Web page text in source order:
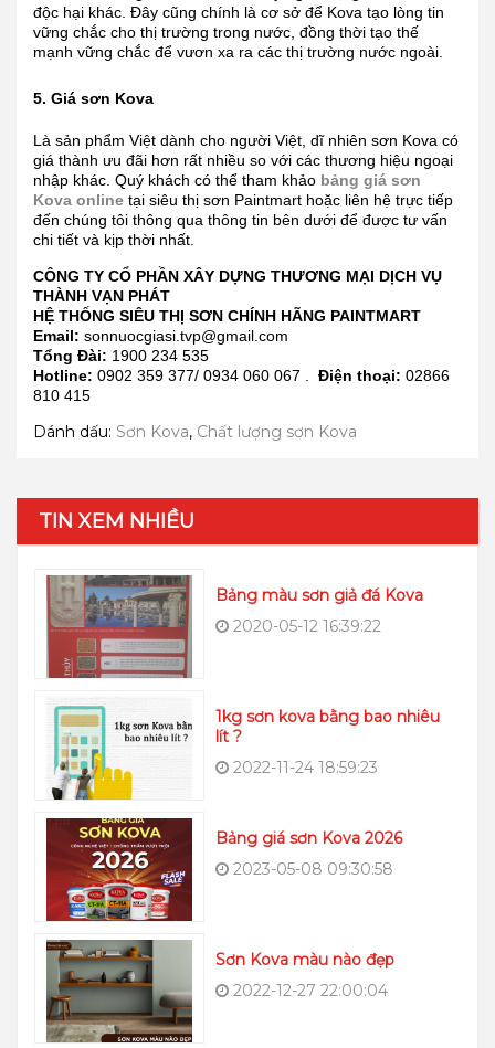
độc hại khác. Đây cũng chính là cơ sở để Kova tạo lòng tin
vững chắc cho thị trường trong nước, đồng thời tạo thế
mạnh vững chắc để vươn xa ra các thị trường nước ngoài.
5. Giá sơn Kova
Là sản phẩm Việt dành cho người Việt, dĩ nhiên sơn Kova có
giá thành ưu đãi hơn rất nhiều so với các thương hiệu ngoại
nhập khác. Quý khách có thể tham khảo bảng giá sơn
Kova online tại siêu thị sơn Paintmart hoặc liên hệ trực tiếp
đến chúng tôi thông qua thông tin bên dưới để được tư vấn
chi tiết và kịp thời nhất.
CÔNG TY CỔ PHẦN XÂY DỰNG THƯƠNG MẠI DỊCH VỤ
THÀNH VẠN PHÁT
HỆ THỐNG SIÊU THỊ SƠN CHÍNH HÃNG PAINTMART
Email: sonnuocgiasi.tvp@gmail.com
Tổng Đài: 1900 234 535
Hotline: 0902 359 377/ 0934 060 067 . Điện thoại: 02866
810 415
Dánh dấu: Sơn Kova, Chất lượng sơn Kova
TIN XEM NHIỀU
Bảng màu sơn giả đá Kova
2020-05-12 16:39:22
1kg sơn kova bằng bao nhiêu
lít ?
2022-11-24 18:59:23
Bảng giá sơn Kova 2026
2023-05-08 09:30:58
Sơn Kova màu nào đẹp
2022-12-27 22:00:04